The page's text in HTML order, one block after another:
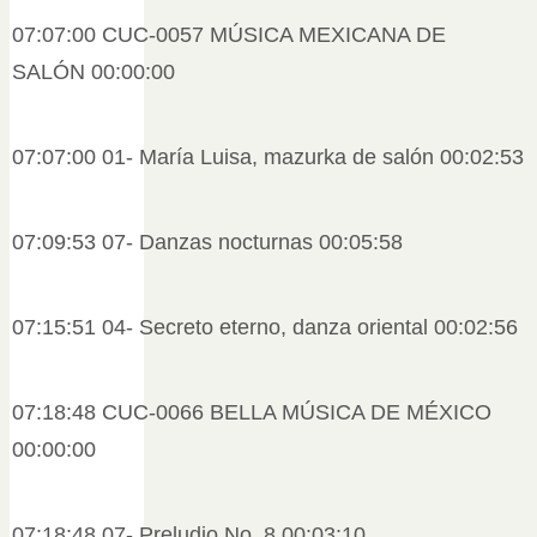
07:07:00 CUC-0057 MÚSICA MEXICANA DE
SALÓN 00:00:00
07:07:00 01- María Luisa, mazurka de salón 00:02:53
07:09:53 07- Danzas nocturnas 00:05:58
07:15:51 04- Secreto eterno, danza oriental 00:02:56
07:18:48 CUC-0066 BELLA MÚSICA DE MÉXICO
00:00:00